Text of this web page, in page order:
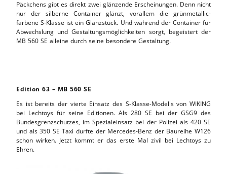
Päckchens gibt es direkt zwei glänzende Erscheinungen. Denn nicht
nur der silberne Container glänzt, vorallem die grünmetallic-
farbene S-Klasse ist ein Glanzstück. Und während der Container für
Abwechslung und Gestaltungsmöglichkeiten sorgt, begeistert der
MB 560 SE alleine durch seine besondere Gestaltung.
Edition 63 – MB 560 SE
Es ist bereits der vierte Einsatz des S-Klasse-Modells von WIKING
bei Lechtoys für seine Editionen. Als 280 SE bei der GSG9 des
Bundesgrenzschutzes, im Spezialeinsatz bei der Polizei als 420 SE
und als 350 SE Taxi durfte der Mercedes-Benz der Baureihe W126
schon wirken. Jetzt kommt er das erste Mal zivil bei Lechtoys zu
Ehren.